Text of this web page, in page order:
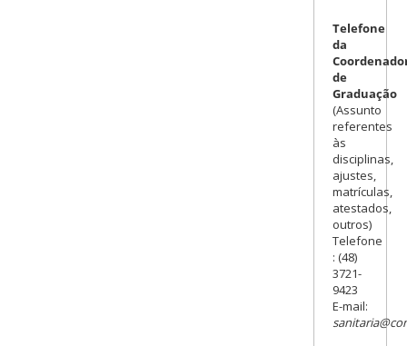
Telefone
da
de
Graduação
(Assunto
referentes
às
disciplinas,
ajustes,
matrículas,
atestados,
outros)
Telefone
: (48)
3721-
9423
E-mail: